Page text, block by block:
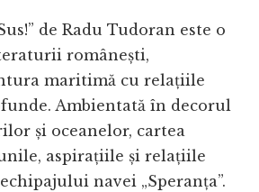
de Radu Tudoran este o
românești,
maritimă cu relațiile
Ambientată în decorul
și oceanelor, cartea
aspirațiile și relațiile
navei „Speranța”.